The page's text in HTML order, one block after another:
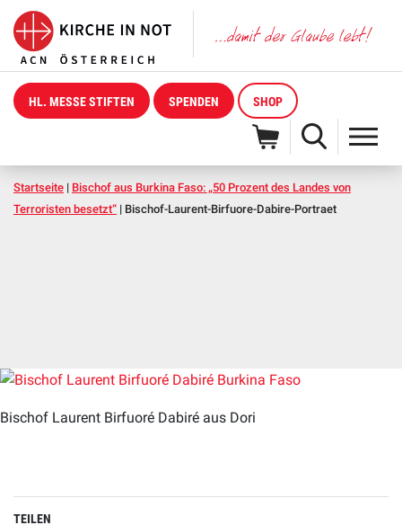
HL. MESSE STIFTEN SPENDEN SHOP
Startseite | Bischof aus Burkina Faso: „50 Prozent des Landes von
Terroristen besetzt“ | Bischof-Laurent-Birfuore-Dabire-Portraet
Bischof Laurent Birfuoré Dabiré aus Dori
TEILEN